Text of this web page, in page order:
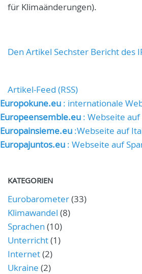
für Klimaänderungen).
Den Artikel Sechster Bericht des
Artikel-Feed (RSS)
Europokune.eu : internationale
Europeensemble.eu : Webseite auf
Europainsieme.eu :Webseite auf
Europajuntos.eu : Webseite auf
KATEGORIEN
Eurobarometer(33)
Klimawandel (8)
Sprachen (10)
Unterricht(1)
Internet(2)
Ukraine (2)